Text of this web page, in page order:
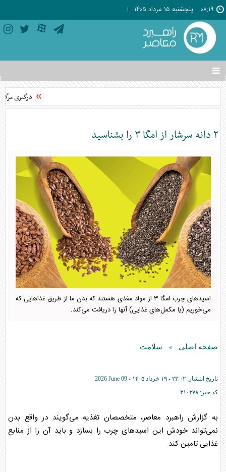
۰۸:۱۹ پنجشنبه ۱۵ مرداد ۱۴۰۵
تغییر
وضعیت
منوی
ها
درگیری
۲ دانه سرشار از امگا ۳ را بشناسید
اسید‌های چرب امگا ۳ از مواد مغذی هستند که بدن ما از طریق غذا‌هایی که
می‌خوریم (یا مکمل‌های غذایی) آنها را دریافت می‌کند.
صفحه اصلی » سلامت
تاریخ انتشار: ۲۳:۰۲ - ۱۹ خرداد ۱۴۰۵ -
2026 June 09
کد خبر: ۳۱۰۳۷۸
به گزارش راهبرد معاصر، متخصصان تغذیه می‌گویند در واقع بدن
نمی‌تواند خودش این اسید‌های چرب را بسازد و باید آن را از منابع
غذایی تامین کند.